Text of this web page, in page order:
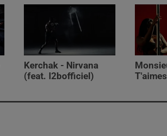
Kerchak - Nirvana
(feat. ‪l2bofficiel‬)